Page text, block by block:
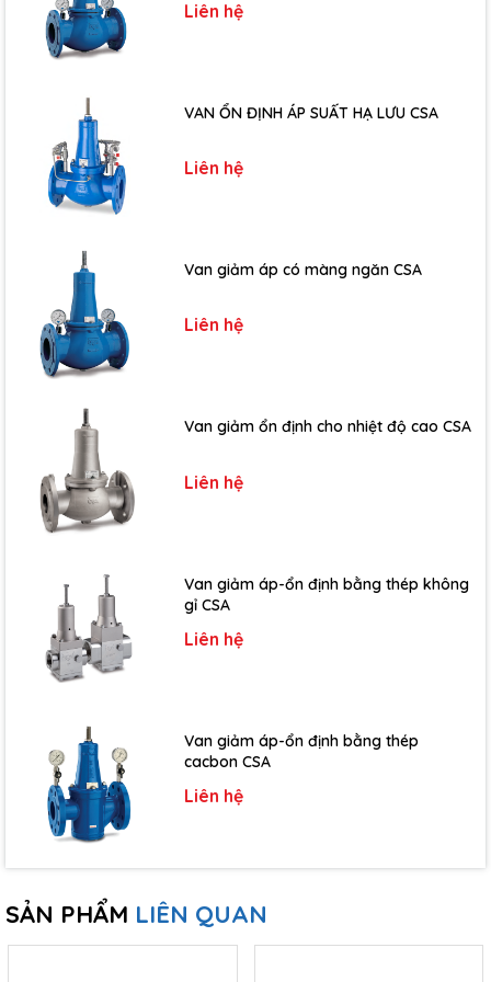
Liên hệ
VAN ỔN ĐỊNH ÁP SUẤT HẠ LƯU CSA
Liên hệ
Van giảm áp có màng ngăn CSA
Liên hệ
Van giảm ổn định cho nhiệt độ cao CSA
Liên hệ
Van giảm áp-ổn định bằng thép không
gỉ CSA
Liên hệ
Van giảm áp-ổn định bằng thép
cacbon CSA
Liên hệ
SẢN PHẨM LIÊN QUAN